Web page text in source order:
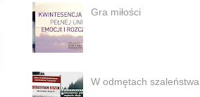
Gra miłości
W odmętach szaleństwa